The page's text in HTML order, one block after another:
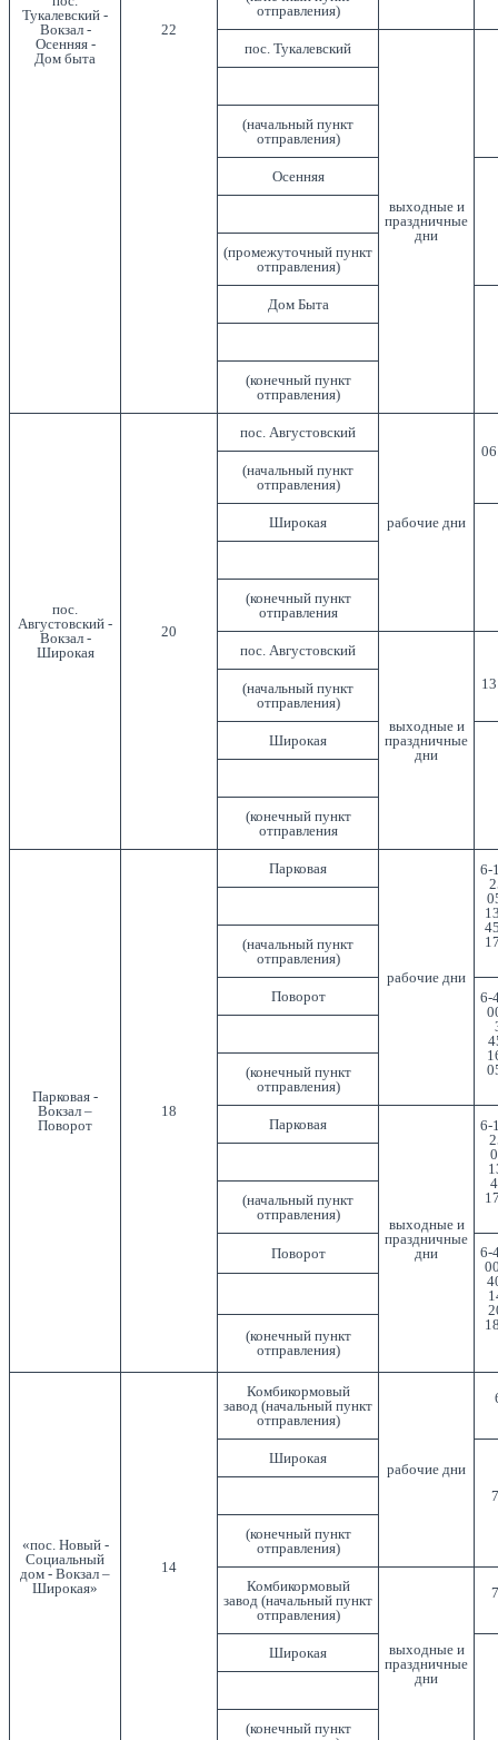
Тукалевский -
Вокзал -
Осенняя -
Дом быта
22
отправления)
пос. Тукалевский
выходные и
праздничные
дни
(начальный пункт
отправления)
Осенняя
(промежуточный пункт
отправления)
Дом Быта
(конечный пункт
отправления)
пос.
Августовский -
Вокзал -
Широкая
20
пос. Августовский
рабочие дни
(начальный пункт
отправления)
Широкая
(конечный пункт
отправления
пос. Августовский
выходные и
праздничные
дни
(начальный пункт
отправления)
Широкая
(конечный пункт
отправления
Парковая -
Вокзал –
Поворот
18
Парковая
рабочие дни
6-
(начальный пункт
отправления)
Поворот
6-
(конечный пункт
отправления)
Парковая
выходные и
праздничные
дни
6-
(начальный пункт
отправления)
Поворот
6-
(конечный пункт
отправления)
«пос. Новый -
Социальный
дом - Вокзал –
Широкая»
14
Комбикормовый
завод (начальный пункт
отправления)
рабочие дни
Широкая
(конечный пункт
отправления)
Комбикормовый
завод (начальный пункт
отправления)
выходные и
праздничные
дни
Широкая
(конечный пункт